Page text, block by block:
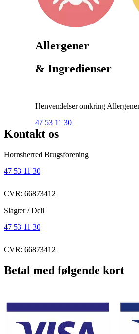
Allergener
& Ingredienser
Henvendelser omkring
47 53 11 30
Kontakt os
Hornsherred Brugsforening
47 53 11 30
CVR: 66873412
Slagter / Deli
47 53 11 30
CVR: 66873412
Betal med følgende kort